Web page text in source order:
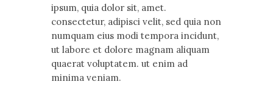
ipsum, quia dolor sit, amet.
consectetur, adipisci velit, sed quia non
numquam eius modi tempora incidunt,
ut labore et dolore magnam aliquam
quaerat voluptatem. ut enim ad
minima veniam.